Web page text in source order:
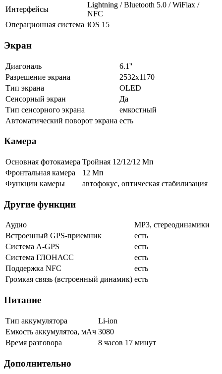
Интерфейсы
Lightning / Bluetooth 5.0 / WiFiax /
NFC
Операционная система iOS 15
Экран
Диагональ
6.1''
Разрешение экрана
2532x1170
Тип экрана
OLED
Сенсорный экран
Да
Тип сенсорного экрана
емкостный
Автоматический поворот экрана есть
Камера
Основная фотокамера Тройная 12/12/12 Мп
Фронтальная камера
12 Мп
Функции камеры
автофокус, оптическая стабилизация
Другие функции
Аудио
MP3, стереодинамики
Встроенный GPS-приемник
есть
Cистема A-GPS
есть
Система ГЛОНАСС
есть
Поддержка NFC
есть
Громкая связь (встроенный динамик) есть
Питание
Тип аккумулятора
Li-ion
Емкость аккумулятоа, мАч 3080
Время разговора
8 часов 17 минут
Дополнительно